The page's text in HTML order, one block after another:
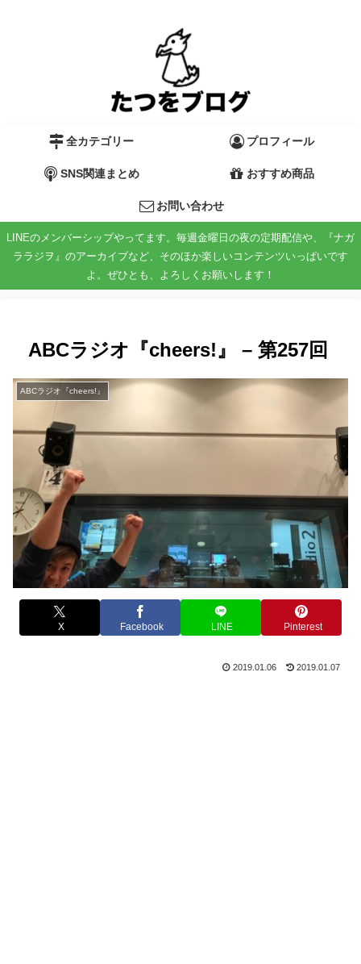
全カテゴリー プロフィール
SNS関連まとめ おすすめ商品
お問い合わせ
LINEのメンバーシップやってます。毎週金曜日の夜の定期配信や、『ナガ
ララジヲ』のアーカイブなど、そのほか楽しいコンテンツいっぱいです
よ。ぜひとも、よろしくお願いします！
ABCラジオ『cheers!』 – 第257回
ABCラジオ『cheers!』
X Facebook LINE Pinterest
2019.01.06 2019.01.07